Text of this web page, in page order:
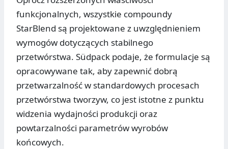
funkcjonalnych, wszystkie compoundy
StarBlend są projektowane z uwzględnieniem
wymogów dotyczących stabilnego
przetwórstwa. Südpack podaje, że formulacje są
opracowywane tak, aby zapewnić dobrą
przetwarzalność w standardowych procesach
przetwórstwa tworzyw, co jest istotne z punktu
widzenia wydajności produkcji oraz
powtarzalności parametrów wyrobów
końcowych.